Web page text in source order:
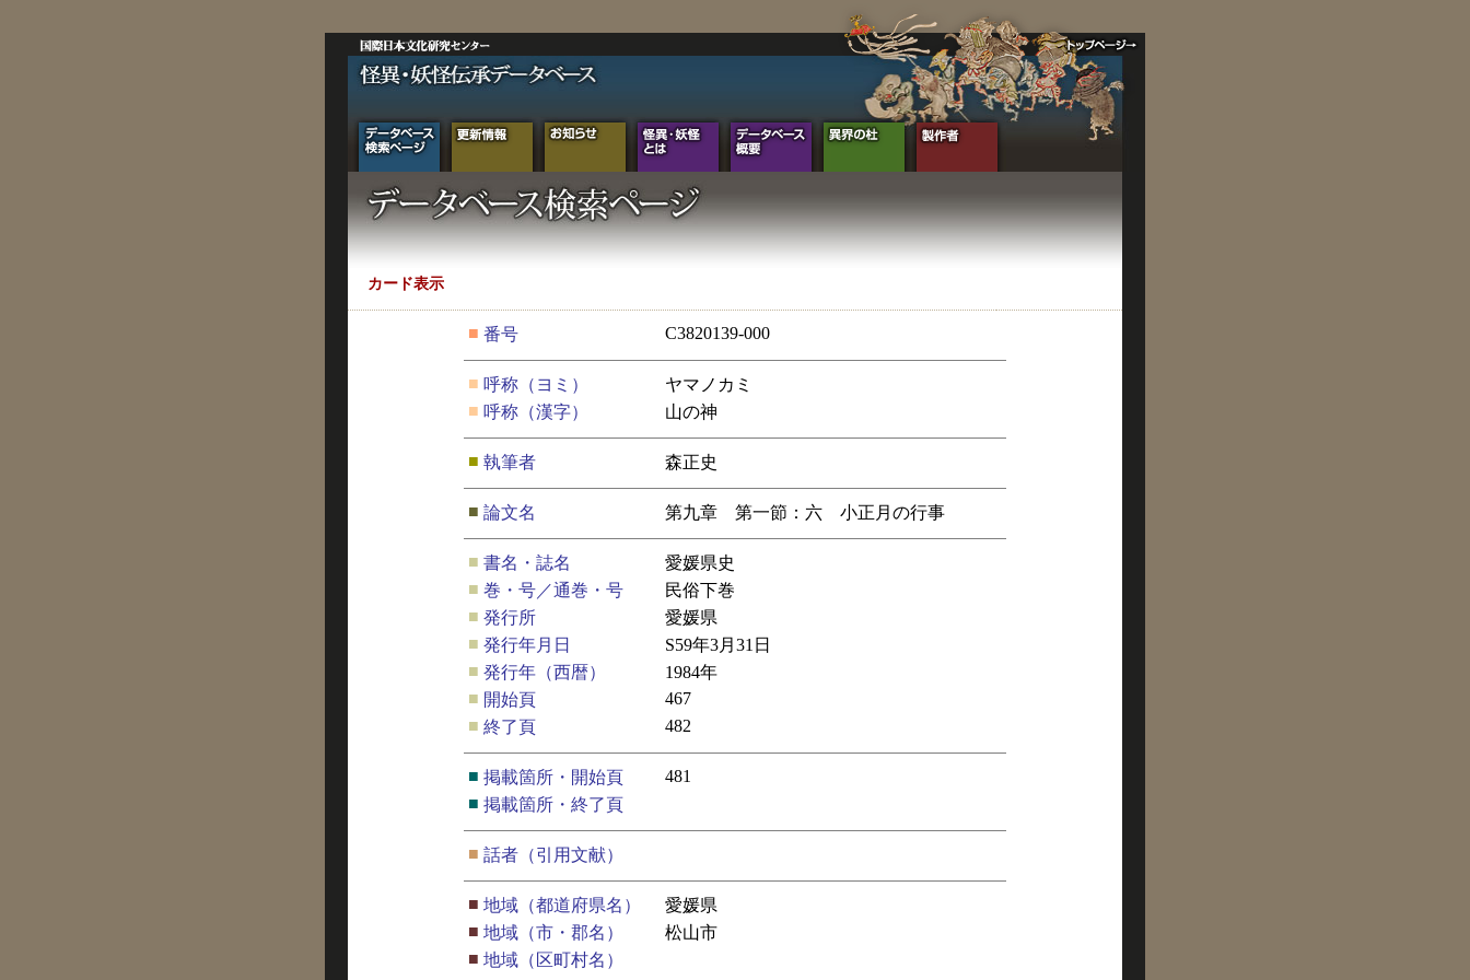
カード表示
■ 番号 C3820139-000
■ 呼称（ヨミ）
ヤマノカミ
■ 呼称（漢字） 山の神
■ 執筆者 森正史
■ 論文名 第九章 第一節：六 小正月の行事
■ 書名・誌名
愛媛県史
■ 巻・号／通巻・号
民俗下巻
■ 発行所
愛媛県
■ 発行年月日
S59年3月31日
■ 発行年（西暦）
1984年
■ 開始頁
467
■ 終了頁 482
■ 掲載箇所・開始頁
481
■ 掲載箇所・終了頁
■ 話者（引用文献）
■ 地域（都道府県名）
愛媛県
■ 地域（市・郡名）
松山市
■ 地域（区町村名）